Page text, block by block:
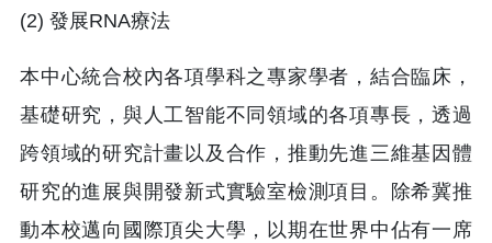
(2) 發展RNA療法
本中心統合校內各項學科之專家學者，結合臨床，
基礎研究，與人工智能不同領域的各項專長，透過
跨領域的研究計畫以及合作，推動先進三維基因體
研究的進展與開發新式實驗室檢測項目。除希冀推
動本校邁向國際頂尖大學，以期在世界中佔有一席